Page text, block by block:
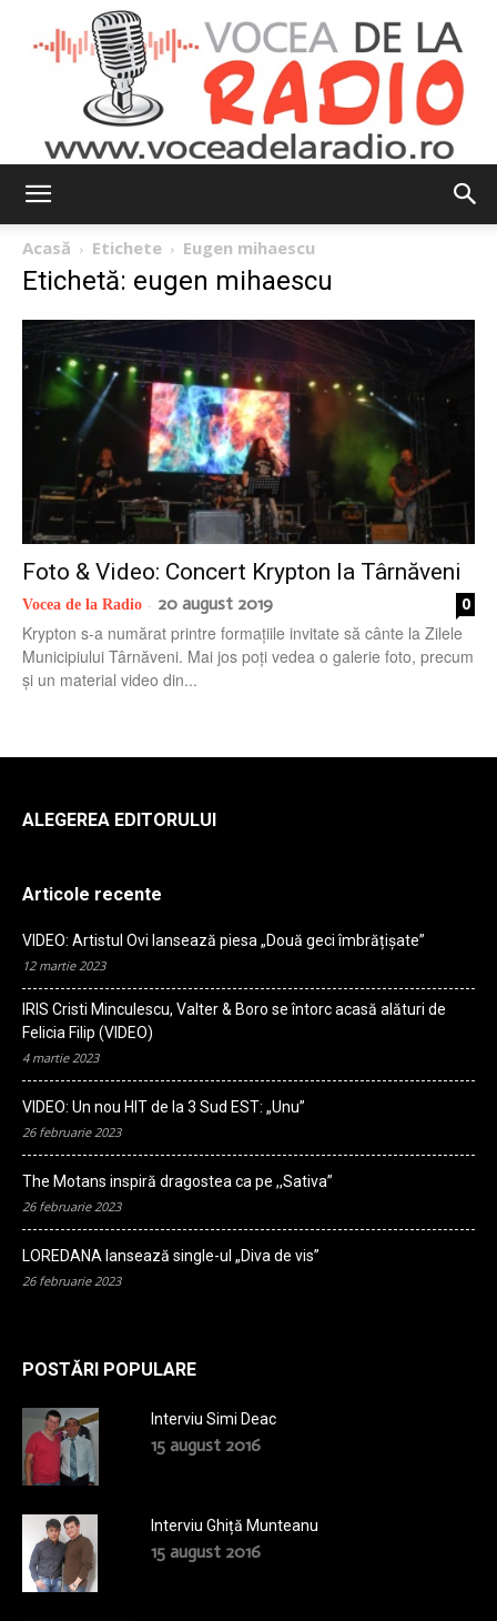
la
radio
Acasă Etichete Eugen mihaescu
Etichetă: eugen mihaescu
Foto & Video: Concert Krypton la Târnăveni
Vocea de la Radio - 20 august 2019 0
Krypton s-a numărat printre formațiile invitate să cânte la Zilele
Municipiului Târnăveni. Mai jos poți vedea o galerie foto, precum
și un material video din...
ALEGEREA EDITORULUI
Articole recente
VIDEO: Artistul Ovi lansează piesa „Două geci îmbrățișate”
12 martie 2023
IRIS Cristi Minculescu, Valter & Boro se întorc acasă alături de
Felicia Filip (VIDEO)
4 martie 2023
VIDEO: Un nou HIT de la 3 Sud EST: „Unu”
26 februarie 2023
The Motans inspiră dragostea ca pe ,,Sativa”
26 februarie 2023
LOREDANA lansează single-ul „Diva de vis”
26 februarie 2023
POSTĂRI POPULARE
Interviu Simi Deac
15 august 2016
Interviu Ghiță Munteanu
15 august 2016